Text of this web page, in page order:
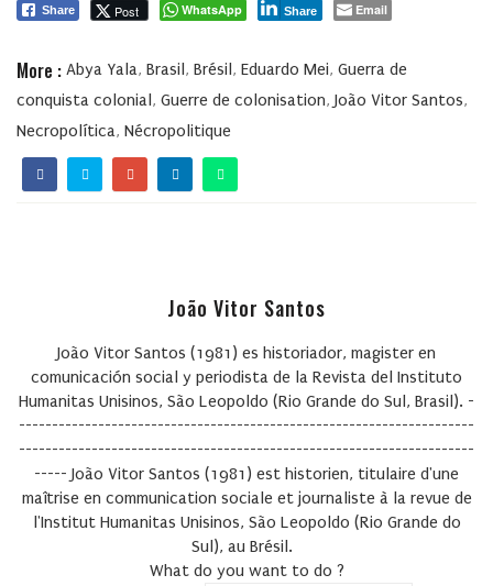
Share Post WhatsApp Share Email
More : Abya Yala, Brasil, Brésil, Eduardo Mei, Guerra de
conquista colonial, Guerre de colonisation, João Vitor Santos,
Necropolítica, Nécropolitique
João Vitor Santos
João Vitor Santos (1981) es historiador, magister en
comunicación social y periodista de la Revista del Instituto
Humanitas Unisinos, São Leopoldo (Rio Grande do Sul, Brasil). -
---------------------------------------------------------------------
---------------------------------------------------------------------
----- João Vitor Santos (1981) est historien, titulaire d'une
maîtrise en communication sociale et journaliste à la revue de
l'Institut Humanitas Unisinos, São Leopoldo (Rio Grande do
Sul), au Brésil.
What do you want to do ?